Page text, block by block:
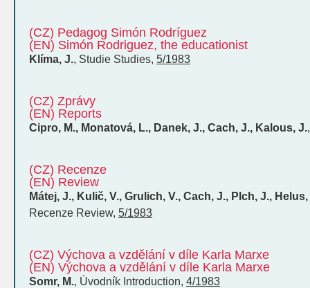
(CZ) Pedagog Simón Rodríguez
(EN) Simón Rodriguez, the educationist
Klíma, J., Studie Studies, 5/1983
(CZ) Zprávy
(EN) Reports
Cipro, M., Monatová, L., Danek, J., Cach, J., Kalous, J.
(CZ) Recenze
(EN) Review
Mátej, J., Kulič, V., Grulich, V., Cach, J., Plch, J.,
Recenze Review, 5/1983
(CZ) Výchova a vzdělání v díle Karla Marxe
(EN) Výchova a vzdělání v díle Karla Marxe
Somr, M., Úvodník Introduction, 4/1983